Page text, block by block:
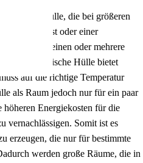
Hülle, die bei größeren
Familienfest oder einer
für einen oder mehrere
pneumatische Hülle bietet
auf die richtige Temperatur
als Raum jedoch nur für ein paar
höheren Energiekosten für die
vernachlässigen. Somit ist es
erzeugen, die nur für bestimmte
werden große Räume, die in